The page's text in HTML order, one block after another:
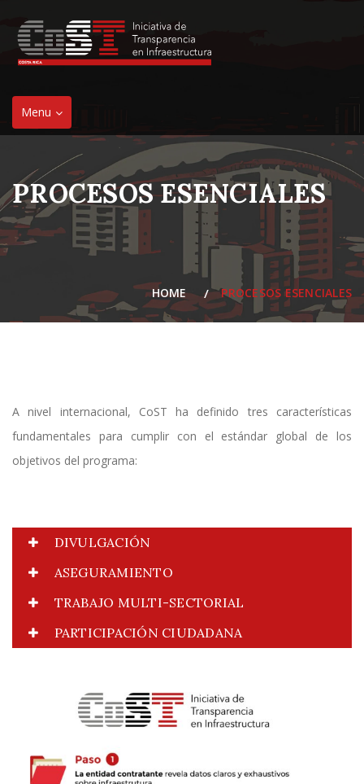
Toggle
navigation
Menu
PROCESOS ESENCIALES
HOME PROCESOS ESENCIALES
A nivel internacional, CoST ha definido tres características
fundamentales para cumplir con el estándar global de los
objetivos del programa:
DIVULGACIÓN
ASEGURAMIENTO
TRABAJO MULTI-SECTORIAL
PARTICIPACIÓN CIUDADANA